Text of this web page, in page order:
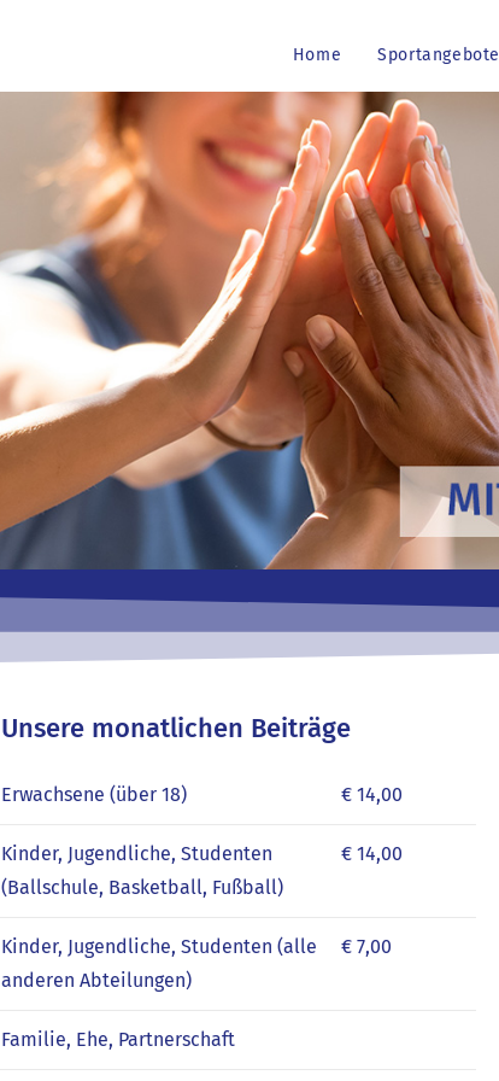
Home Sportangebote
Unsere monatlichen Beiträge
Erwachsene (über 18) € 14,00
Kinder, Jugendliche, Studenten
(Ballschule, Basketball, Fußball)
€ 14,00
Kinder, Jugendliche, Studenten (alle
anderen Abteilungen)
€ 7,00
Familie, Ehe, Partnerschaft